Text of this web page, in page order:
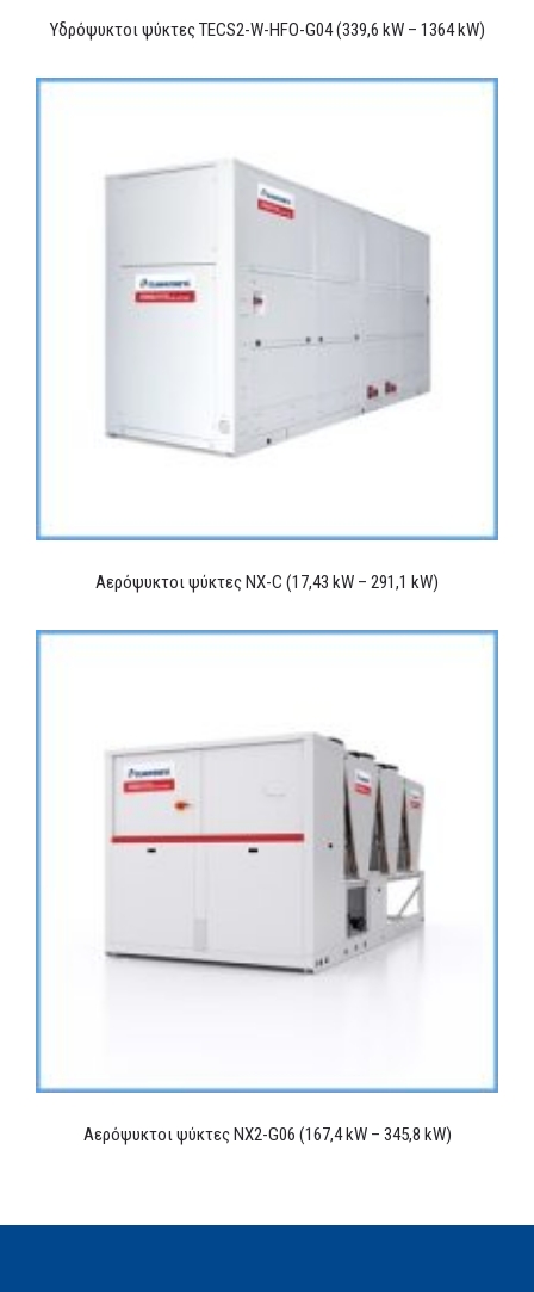
Υδρόψυκτοι ψύκτες TECS2-W-HFO-G04 (339,6 kW – 1364 kW)
Αερόψυκτοι ψύκτες NX-C (17,43 kW – 291,1 kW)
Αερόψυκτοι ψύκτες NX2-G06 (167,4 kW – 345,8 kW)